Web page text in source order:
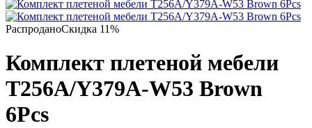
РаспроданоСкидка 11%
Комплект плетеной мебели
T256A/Y379A-W53 Brown
6Pcs